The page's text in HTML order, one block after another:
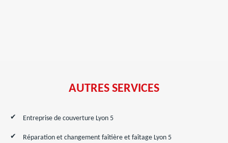
AUTRES SERVICES
Entreprise de couverture Lyon 5
Réparation et changement faîtière et faîtage Lyon 5